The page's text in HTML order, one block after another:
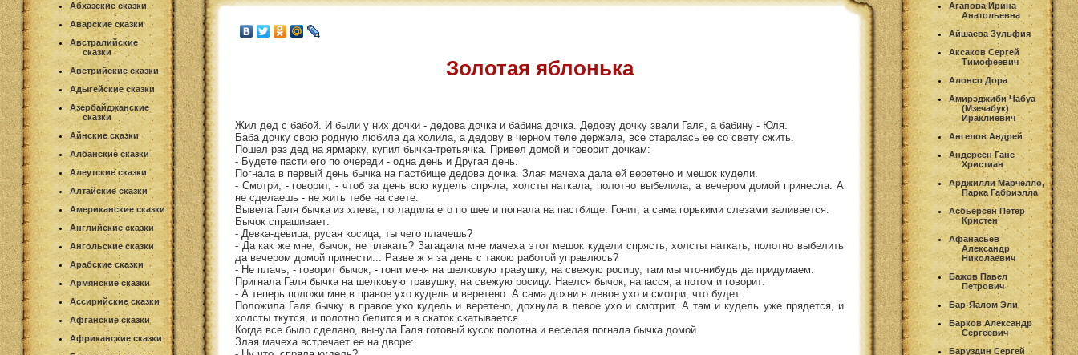
Абхазские сказки
Аварские сказки
Австралийские
сказки
Австрийские сказки
Адыгейские сказки
Азербайджанские
сказки
Айнские сказки
Албанские сказки
Алеутские сказки
Алтайские сказки
Американские сказки
Английские сказки
Ангольские сказки
Арабские сказки
Армянские сказки
Ассирийские сказки
Афганские сказки
Африканские сказки
Золотая яблонька
Жил дед с бабой. И были у них дочки - дедова дочка и бабина дочка. Дедову дочку звали Галя, а бабину - Юля.
Баба дочку свою родную любила да холила, а дедову в черном теле держала, все старалась ее со свету сжить.
Пошел раз дед на ярмарку, купил бычка-третьячка. Привел домой и говорит дочкам:
- Будете пасти его по очереди - одна день и Другая день.
Погнала в первый день бычка на пастбище дедова дочка. Злая мачеха дала ей веретено и мешок кудели.
- Смотри, - говорит, - чтоб за день всю кудель спряла, холсты наткала, полотно выбелила, а вечером домой принесла. А
не сделаешь - не жить тебе на свете.
Вывела Галя бычка из хлева, погладила его по шее и погнала на пастбище. Гонит, а сама горькими слезами заливается.
Бычок спрашивает:
- Девка-девица, русая косица, ты чего плачешь?
- Да как же мне, бычок, не плакать? Загадала мне мачеха этот мешок кудели спрясть, холсты наткать, полотно выбелить
да вечером домой принести... Разве ж я за день с такою работой управлюсь?
- Не плачь, - говорит бычок, - гони меня на шелковую травушку, на свежую росицу, там мы что-нибудь да придумаем.
Пригнала Галя бычка на шелковую травушку, на свежую росицу. Наелся бычок, напасся, а потом и говорит:
- А теперь положи мне в правое ухо кудель и веретено. А сама дохни в левое ухо и смотри, что будет.
Положила Галя бычку в правое ухо кудель и веретено, дохнула в левое ухо и смотрит. А там и кудель уже прядется, и
холсты ткутся, и полотно белится и в скаток скатывается...
Когда все было сделано, вынула Галя готовый кусок полотна и веселая погнала бычка домой.
Злая мачеха встречает ее на дворе:
Агапова Ирина
Анатольевна
Айшаева Зульфия
Аксаков Сергей
Тимофеевич
Алонсо Дора
Амирэджиби Чабуа
(Мзечабук)
Ираклиевич
Ангелов Андрей
Андерсен Ганс
Христиан
Арджилли Марчелло,
Парка Габриэлла
Асбьерсен Петер
Кристен
Афанасьев
Александр
Николаевич
Бажов Павел
Петрович
Бар-Яалом Эли
Барков Александр
Сергеевич
Баруздин Сергей